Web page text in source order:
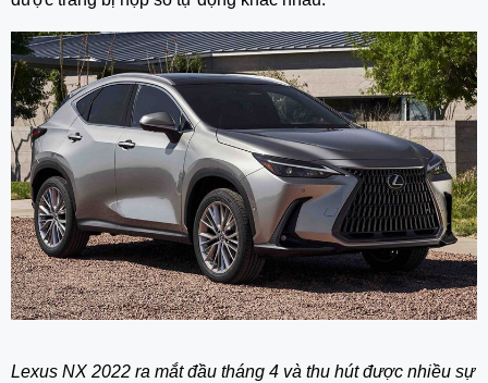
Lexus NX 2022 ra mắt đầu tháng 4 và thu hút được nhiều sự